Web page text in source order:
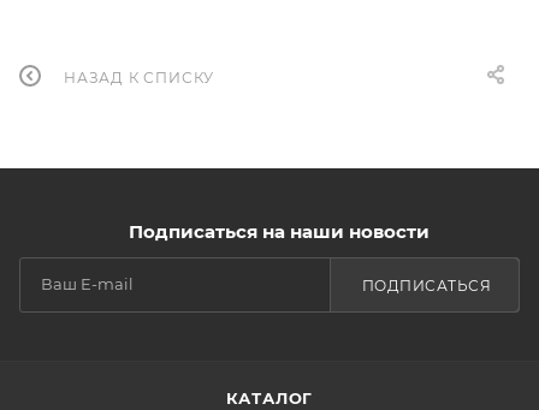
НАЗАД К СПИСКУ
Подписаться на наши новости
ПОДПИСАТЬСЯ
КАТАЛОГ